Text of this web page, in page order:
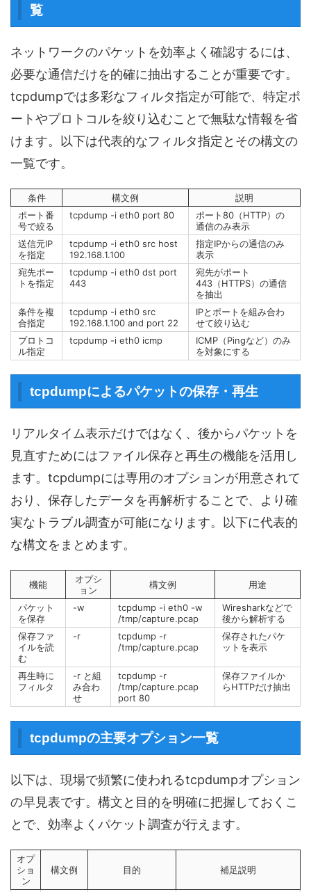
覧
ネットワークのパケットを効率よく確認するには、
必要な通信だけを的確に抽出することが重要です。
tcpdumpでは多彩なフィルタ指定が可能で、特定ポ
ートやプロトコルを絞り込むことで無駄な情報を省
けます。以下は代表的なフィルタ指定とその構文の
一覧です。
条件 構文例
説明
ポート番
号で絞る
tcpdump -i eth0 port 80
ポート80（HTTP）の
通信のみ表示
送信元IP
を指定
tcpdump -i eth0 src host
192.168.1.100
指定IPからの通信のみ
表示
宛先ポー
トを指定
tcpdump -i eth0 dst port
443
宛先がポート
443（HTTPS）の通信
を抽出
条件を複
合指定
tcpdump -i eth0 src
192.168.1.100 and port 22
IPとポートを組み合わ
せて絞り込む
プロトコ
ル指定
tcpdump -i eth0 icmp
ICMP（Pingなど）のみ
を対象にする
tcpdumpによるパケットの保存・再生
リアルタイム表示だけではなく、後からパケットを
見直すためにはファイル保存と再生の機能を活用し
ます。tcpdumpには専用のオプションが用意されて
おり、保存したデータを再解析することで、より確
実なトラブル調査が可能になります。以下に代表的
な構文をまとめます。
機能
オプシ
ョン
構文例 用途
パケット
を保存
-w
tcpdump -i eth0 -w
/tmp/capture.pcap
Wiresharkなどで
後から解析する
保存ファ
イルを読
む
-r
tcpdump -r
/tmp/capture.pcap
保存されたパケ
ットを表示
再生時に
フィルタ
-r と組
み合わ
せ
tcpdump -r
/tmp/capture.pcap
port 80
保存ファイルか
らHTTPだけ抽出
tcpdumpの主要オプション一覧
以下は、現場で頻繁に使われるtcpdumpオプション
の早見表です。構文と目的を明確に把握しておくこ
とで、効率よくパケット調査が行えます。
オプ
ショ
ン
構文例 目的 補足説明